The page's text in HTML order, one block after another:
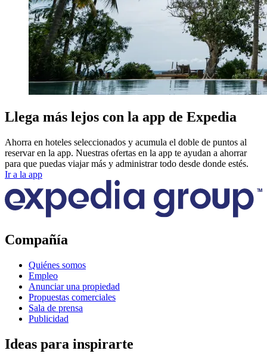
Llega más lejos con la app de Expedia
Ahorra en hoteles seleccionados y acumula el doble de puntos al
reservar en la app. Nuestras ofertas en la app te ayudan a ahorrar
para que puedas viajar más y administrar todo desde donde estés.
Ir a la app
Compañía
Quiénes somos
Empleo
Anunciar una propiedad
Propuestas comerciales
Sala de prensa
Publicidad
Ideas para inspirarte